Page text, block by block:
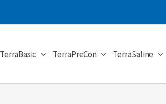
TerraBasic TerraPreCon TerraSaline